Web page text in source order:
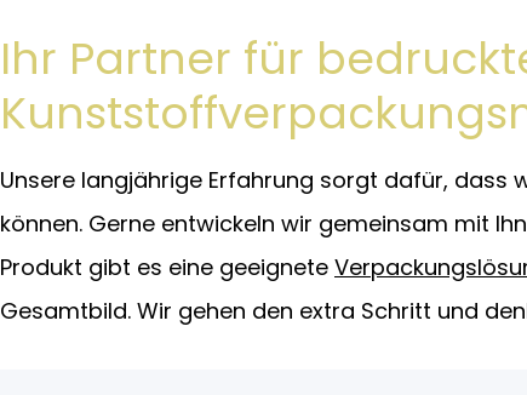
Ihr Partner für
Unsere langjährige Erfahrung sorgt dafür, dass
können. Gerne entwickeln wir gemeinsam mit
Produkt gibt es eine geeignete
Gesamtbild. Wir gehen den extra Schritt und